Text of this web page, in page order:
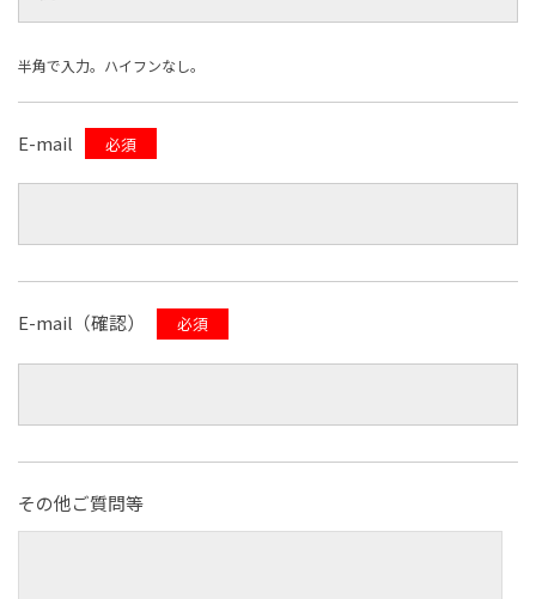
半角で入力。ハイフンなし。
E-mail 必須
E-mail（確認） 必須
その他ご質問等